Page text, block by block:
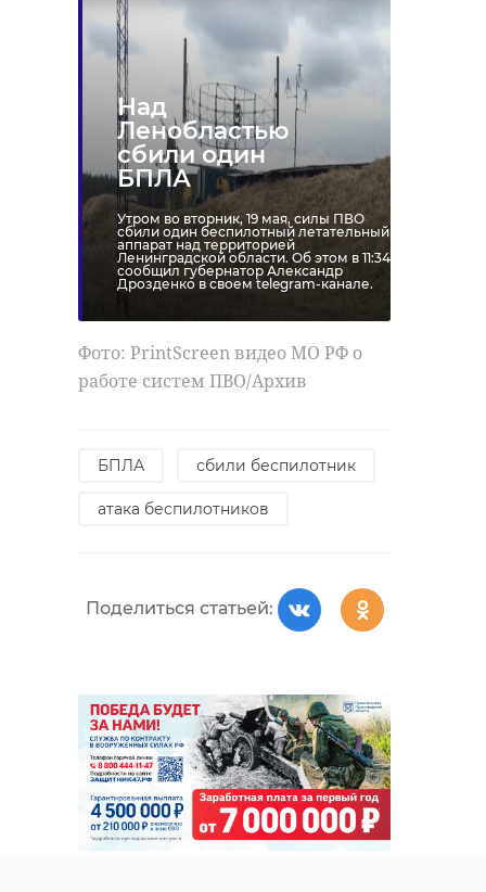
Над
Ленобластью
сбили один
БПЛА
Утром во вторник, 19 мая, силы ПВО
сбили один беспилотный летательный
аппарат над территорией
Ленинградской области. Об этом в 11:34
сообщил губернатор Александр
Дрозденко в своем telegram-канале.
Фото: PrintScreen видео МО РФ о
работе систем ПВО/Архив
БПЛА сбили беспилотник
атака беспилотников
Поделиться статьей: